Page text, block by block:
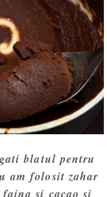
blatul pentru
am folosit zahar
si cacao si